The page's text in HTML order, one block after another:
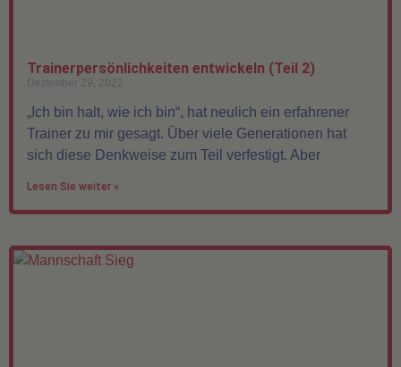
Trainerpersönlichkeiten entwickeln (Teil 2)
Dezember 29, 2022
„Ich bin halt, wie ich bin“, hat neulich ein erfahrener
Trainer zu mir gesagt. Über viele Generationen hat
sich diese Denkweise zum Teil verfestigt. Aber
Lesen Sie weiter »